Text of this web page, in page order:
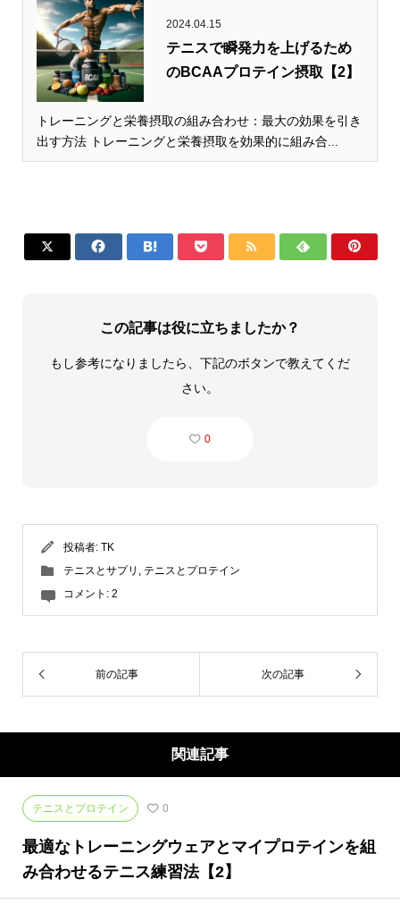
2024.04.15
テニスで瞬発力を上げるため
のBCAAプロテイン摂取【2】
トレーニングと栄養摂取の組み合わせ：最大の効果を引き
出す方法 トレーニングと栄養摂取を効果的に組み合...
      
この記事は役に立ちましたか？
もし参考になりましたら、下記のボタンで教えてくだ
さい。
0
投稿者: TK
テニスとサプリ
テニスとプロテイン
コメント: 2
前の記事 次の記事
関連記事
テニスとプロテイン 0
最適なトレーニングウェアとマイプロテインを組
み合わせるテニス練習法【2】